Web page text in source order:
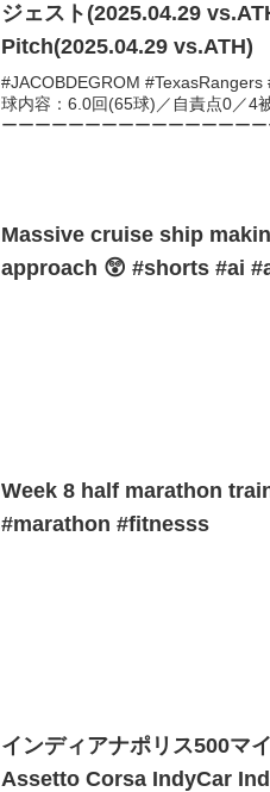
ジェスト(2025.04.29
Pitch(2025.04.29 vs.ATH)
#JACOBDEGROM
球内容：6.0回(65球)／自責点0／4
ーーーーーーーーーーーーーーー
Massive cruise ship
approach 😲 #shorts #ai
Week 8 half marathon
#marathon #fitnesss
インディアナポリス500マ
Assetto Corsa IndyCar Indianapolis 500 tried